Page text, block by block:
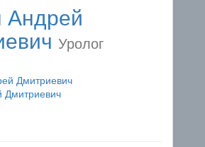
Андрей
Уролог
Дмитриевич